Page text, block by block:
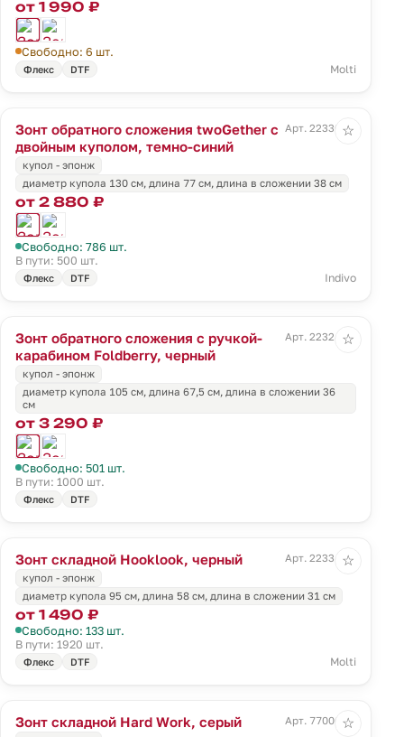
от 1 990 ₽
Свободно: 6 шт.
Флекс DTF Molti
Зонт обратного сложения twoGether с
двойным куполом, темно-синий
Арт. 22330.40
купол - эпонж
диаметр купола 130 см, длина 77 см, длина в сложении 38 см
от 2 880 ₽
Свободно: 786 шт.
В пути: 500 шт.
Флекс DTF Indivo
☆
Зонт обратного сложения с ручкой-
карабином Foldberry, черный
Арт. 22324.30
купол - эпонж
диаметр купола 105 см, длина 67,5 см, длина в сложении 36
см
от 3 290 ₽
Свободно: 501 шт.
В пути: 1000 шт.
Флекс DTF
☆
Зонт складной Hooklook, черный
Арт. 22334.30
купол - эпонж
диаметр купола 95 см, длина 58 см, длина в сложении 31 см
от 1 490 ₽
Свободно: 133 шт.
В пути: 1920 шт.
Флекс DTF Molti
☆
Зонт складной Hard Work, серый
Арт. 77006.10
☆